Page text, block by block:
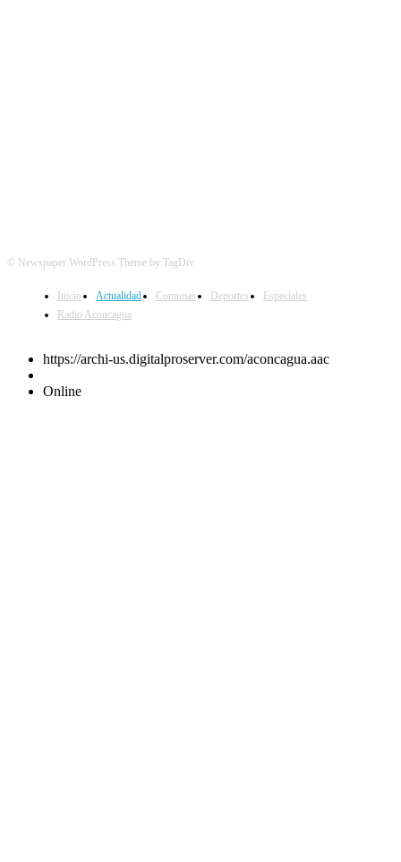
© Newspaper WordPress Theme by TagDiv
Inicio Actualidad Comunas Deportes
Especiales
Radio Aconcagua
https://archi-us.digitalproserver.com/aconcagua.aac
Online